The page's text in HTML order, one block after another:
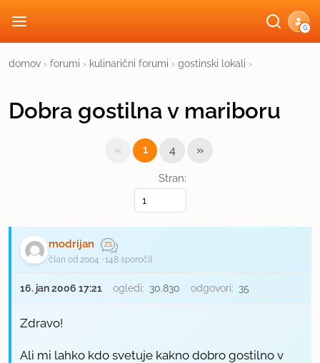
G
domov › forumi › kulinarični forumi › gostinski lokali ›
Dobra gostilna v mariboru
Stran:
« 1 4 »
modrijan
član od 2004 148 sporočil
16. jan 2006 17:21 ogledi: 30.830 odgovori: 35
Zdravo!
Ali mi lahko kdo svetuje kakno dobro gostilno v